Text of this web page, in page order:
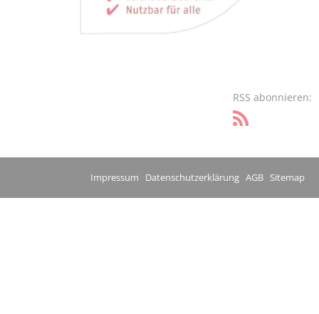
RSS abonnieren:
Impressum Datenschutzerklärung AGB Sitemap